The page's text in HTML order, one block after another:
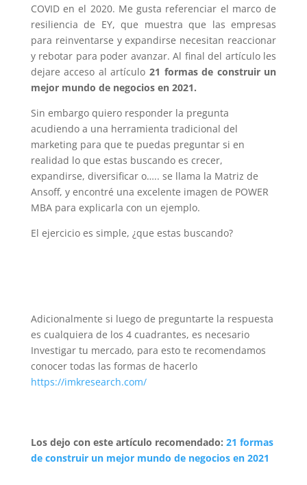
COVID en el 2020. Me gusta referenciar el marco de
resiliencia de EY, que muestra que las empresas
para reinventarse y expandirse necesitan reaccionar
y rebotar para poder avanzar. Al final del artículo les
dejare acceso al artículo 21 formas de construir un
mejor mundo de negocios en 2021.
Sin embargo quiero responder la pregunta
acudiendo a una herramienta tradicional del
marketing para que te puedas preguntar si en
realidad lo que estas buscando es crecer,
expandirse, diversificar o….. se llama la Matriz de
Ansoff, y encontré una excelente imagen de POWER
MBA para explicarla con un ejemplo.
El ejercicio es simple, ¿que estas buscando?
Adicionalmente si luego de preguntarte la respuesta
es cualquiera de los 4 cuadrantes, es necesario
Investigar tu mercado, para esto te recomendamos
conocer todas las formas de hacerlo
https://imkresearch.com/
Los dejo con este artículo recomendado: 21 formas
de construir un mejor mundo de negocios en 2021